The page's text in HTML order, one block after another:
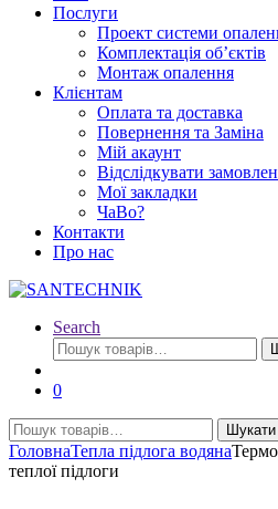
Послуги
Проект системи
Комплектація об’єктів
Монтаж опалення
Клієнтам
Оплата та доставка
Повернення та Заміна
Мій акаунт
Відслідкувати
Мої закладки
ЧаВо?
Контакти
Про нас
Search
Шукати:
0
Шукати:
Шукати
ГоловнаТепла підлога водяна
теплої підлоги